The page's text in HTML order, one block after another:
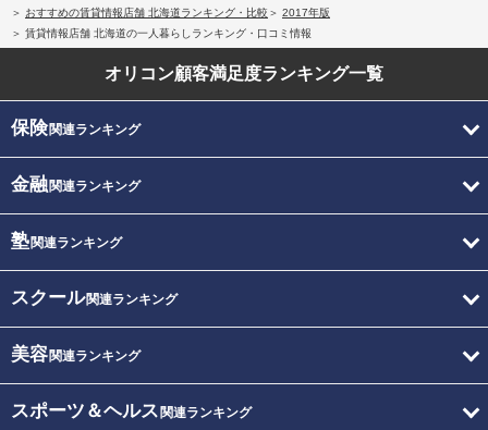
おすすめの賃貸情報店舗 北海道ランキング・比較
2017年版
賃貸情報店舗 北海道の一人暮らしランキング・口コミ情報
オリコン顧客満足度ランキング一覧
保険関連ランキング
金融関連ランキング
塾関連ランキング
スクール関連ランキング
美容関連ランキング
スポーツ＆ヘルス 関連ランキング